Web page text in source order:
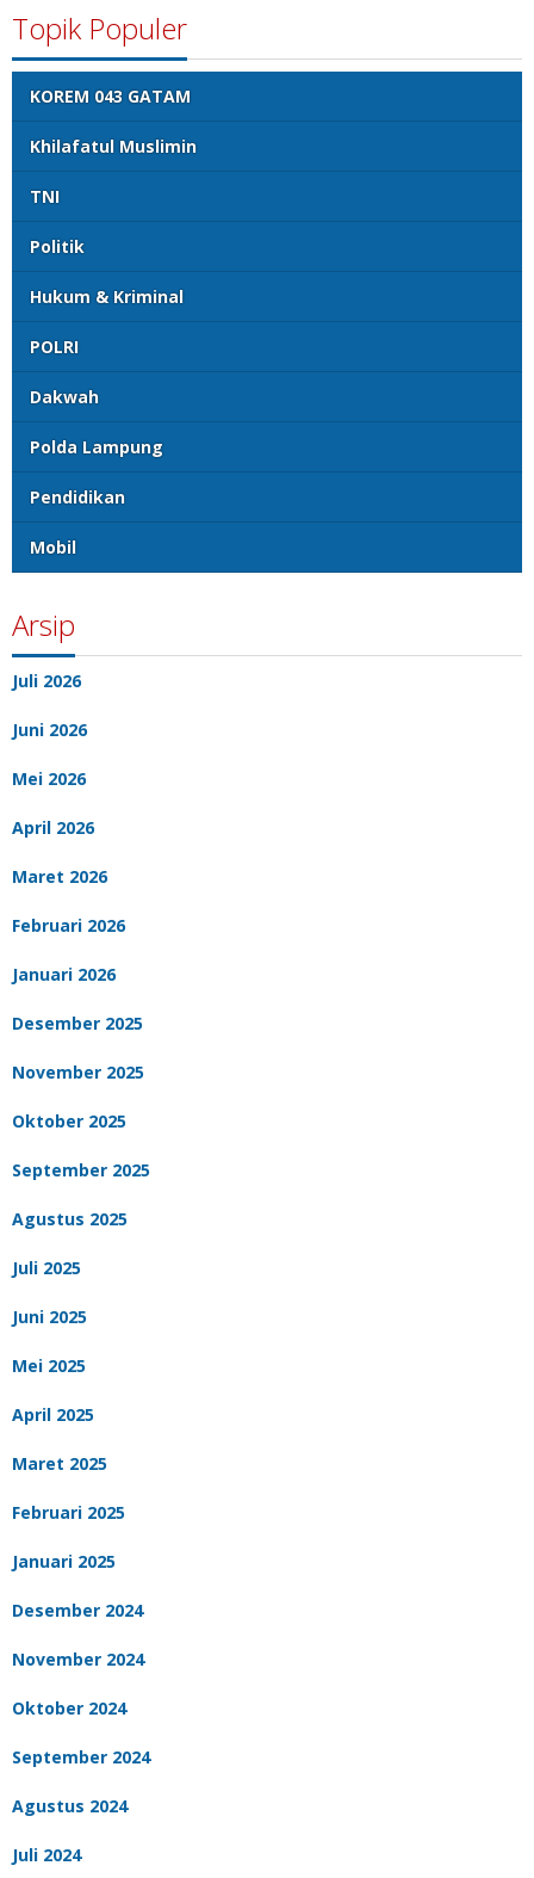
Topik Populer
KOREM 043 GATAM
Khilafatul Muslimin
TNI
Politik
Hukum & Kriminal
POLRI
Dakwah
Polda Lampung
Pendidikan
Mobil
Arsip
Juli 2026
Juni 2026
Mei 2026
April 2026
Maret 2026
Februari 2026
Januari 2026
Desember 2025
November 2025
Oktober 2025
September 2025
Agustus 2025
Juli 2025
Juni 2025
Mei 2025
April 2025
Maret 2025
Februari 2025
Januari 2025
Desember 2024
November 2024
Oktober 2024
September 2024
Agustus 2024
Juli 2024